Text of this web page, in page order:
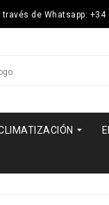
de Whatsapp: +34
